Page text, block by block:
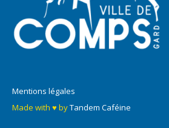
Mentions légales
Made with ♥ byTandem Caféine